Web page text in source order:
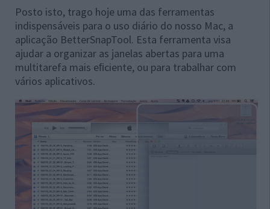
Posto isto, trago hoje uma das ferramentas
indispensáveis para o uso diário do nosso Mac, a
aplicação BetterSnapTool. Esta ferramenta visa
ajudar a organizar as janelas abertas para uma
multitarefa mais eﬁciente, ou para trabalhar com
vários aplicativos.